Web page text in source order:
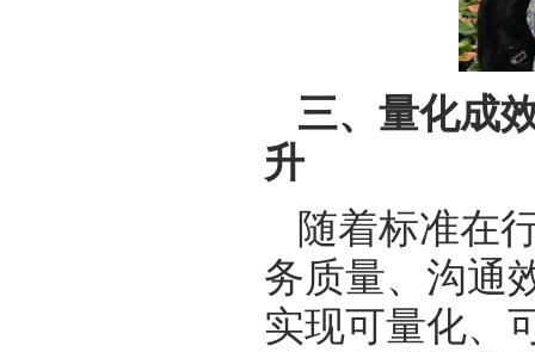
三、量化成
升
随着标准在
务质量、沟通
实现可量化、